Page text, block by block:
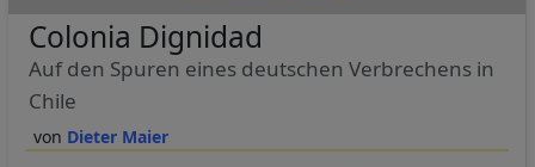
Dieter Maier
Colonia Dignidad
Auf den Spuren eines deutschen Verbrechens in
Chile